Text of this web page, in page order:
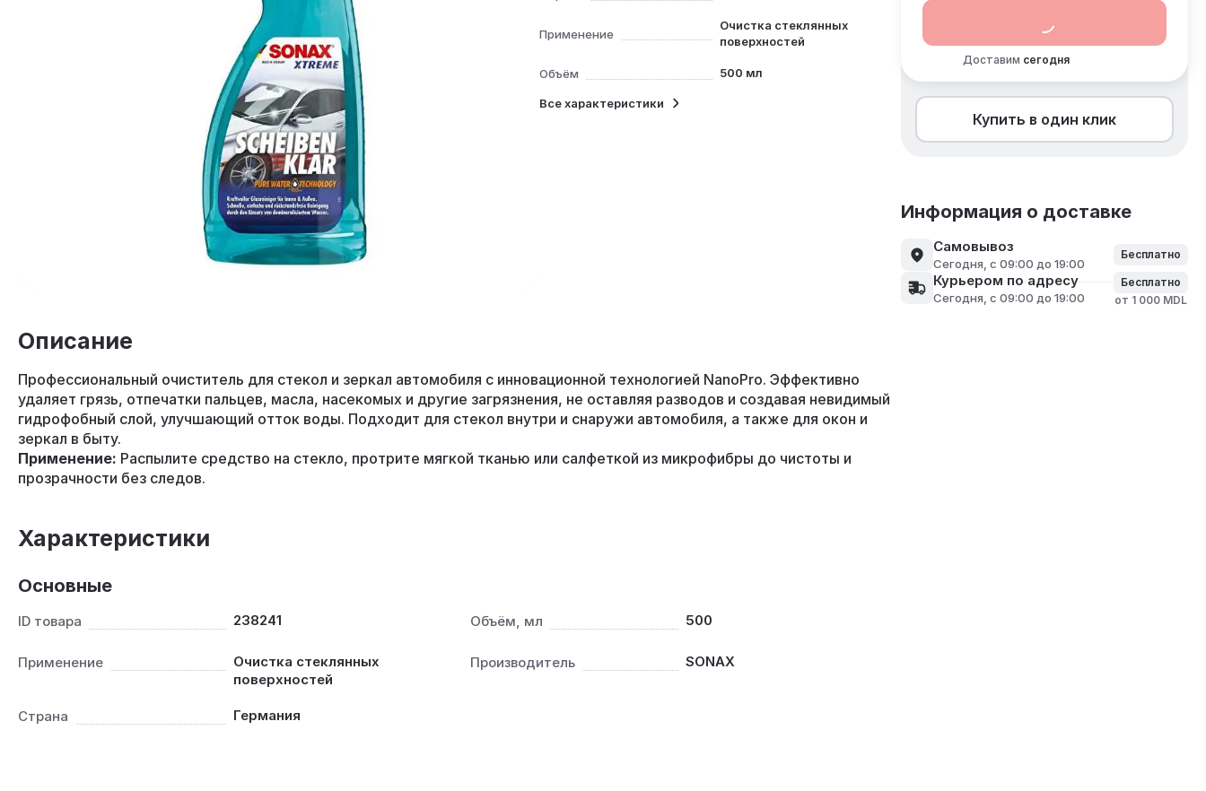
Применение
Очистка стеклянных
поверхностей
Объём 500 мл
Все характеристики
Описание
Профессиональный очиститель для стекол и зеркал автомобиля с инновационной технологией NanoPro. Эффективно
удаляет грязь, отпечатки пальцев, масла, насекомых и другие загрязнения, не оставляя разводов и создавая невидимый
гидрофобный слой, улучшающий отток воды. Подходит для стекол внутри и снаружи автомобиля, а также для окон и
зеркал в быту.
Применение: Распылите средство на стекло, протрите мягкой тканью или салфеткой из микрофибры до чистоты и
прозрачности без следов.
Характеристики
Основные
ID товара 238241 Объём, мл 500
Применение
Очистка стеклянных
поверхностей
Производитель SONAX
Страна Германия
Доставим сегодня
Купить в один клик
Информация о доставке
Самовывоз
сегодня, с 09:00 до 19:00
Бесплатно
Курьером по адресу
сегодня, с 09:00 до 19:00
Бесплатно
от 1 000 MDL